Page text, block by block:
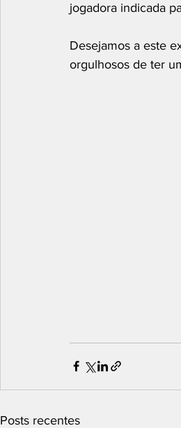
jogadora indicada
Desejamos a este
orgulhosos de ter
Posts recentes